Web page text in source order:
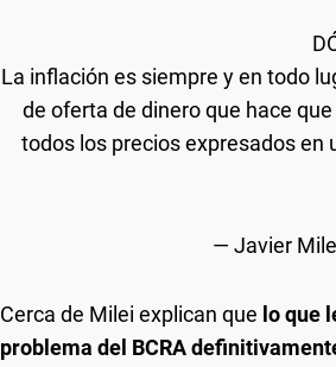
La inflación es siempre y en todo
de oferta de dinero que hace
todos los precios expresados en
— Javier
Cerca de Milei explican que lo que
problema del BCRA